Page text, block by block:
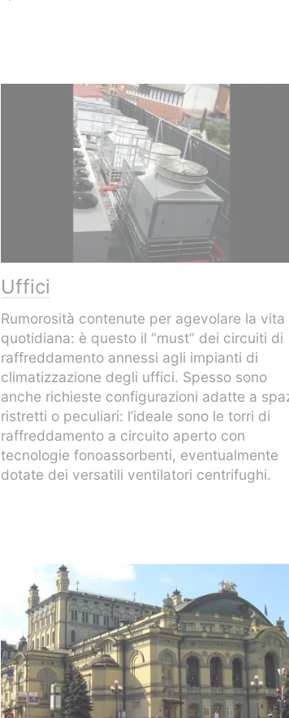
Rumorosità contenute per agevolare la vita
quotidiana: è questo il “must” dei circuiti di
raffreddamento annessi agli impianti di
climatizzazione degli uffici. Spesso sono
anche richieste configurazioni adatte a spazi
ristretti o peculiari: l’ideale sono le torri di
raffreddamento a circuito aperto con
tecnologie fonoassorbenti, eventualmente
dotate dei versatili ventilatori centrifughi.